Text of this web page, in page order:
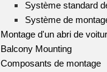
Système standard
Système de
Montage d'un abri de
Balcony Mounting
Composants de montage